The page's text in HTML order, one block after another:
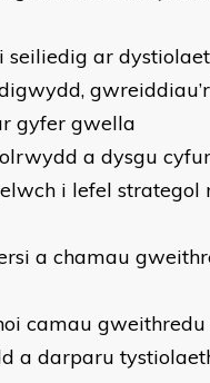
ar
gyfer gwella
a dysgu
i lefel strategol
a chamau
camau
a darparu